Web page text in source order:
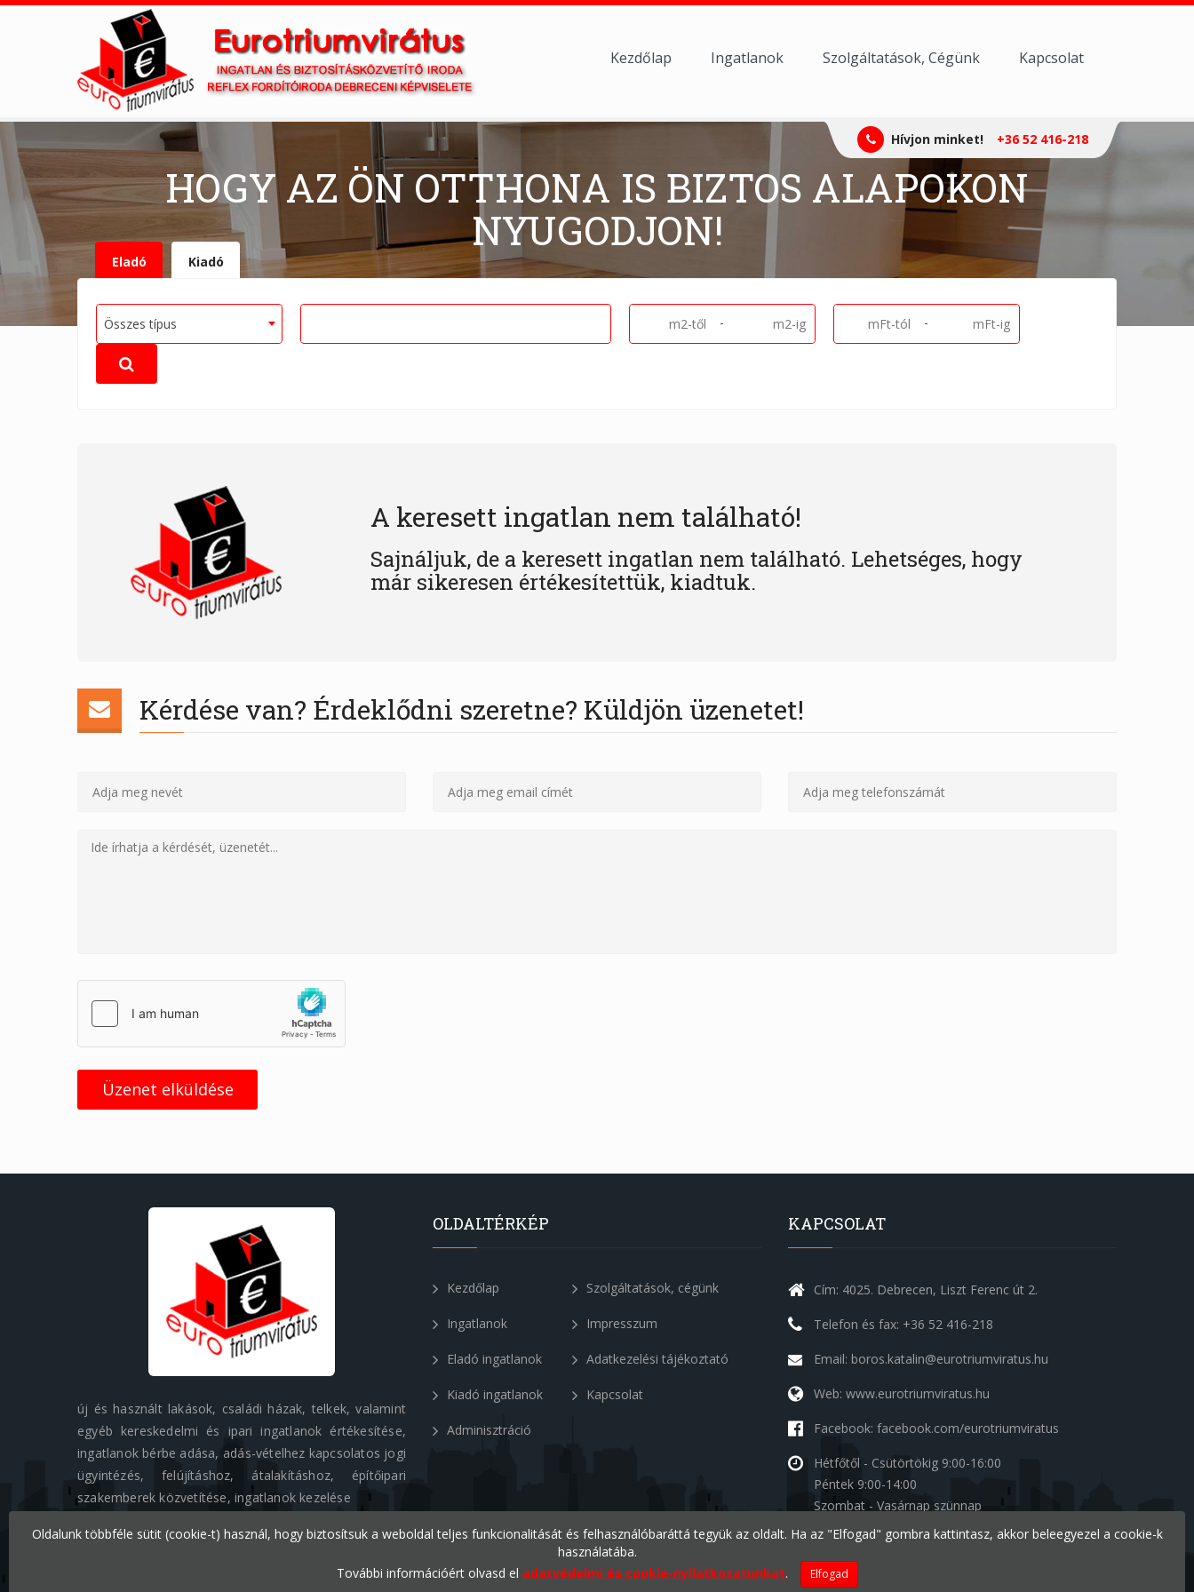
Kezdőlap Ingatlanok Szolgáltatások, Cégünk Kapcsolat
Hívjon minket! +36 52 416-218
HOGY AZ ÖN OTTHONA IS BIZTOS ALAPOKON
NYUGODJON!
Eladó Kiadó
Összes típus - -
A keresett ingatlan nem található!
Sajnáljuk, de a keresett ingatlan nem található. Lehetséges, hogy
már sikeresen értékesítettük, kiadtuk.
Kérdése van? Érdeklődni szeretne? Küldjön üzenetet!
Üzenet elküldése
új és használt lakások, családi házak, telkek, valamint
egyéb kereskedelmi és ipari ingatlanok értékesítése,
ingatlanok bérbe adása, adás-vételhez kapcsolatos jogi
ügyintézés, felújításhoz, átalakításhoz, építőipari
szakemberek közvetítése, ingatlanok kezelése
OLDALTÉRKÉP
Kezdőlap
Ingatlanok
Eladó ingatlanok
Kiadó ingatlanok
Adminisztráció
Szolgáltatások, cégünk
Impresszum
Adatkezelési tájékoztató
Kapcsolat
KAPCSOLAT
Cím: 4025. Debrecen, Liszt Ferenc út 2.
Telefon és fax: +36 52 416-218
Email: boros.katalin@eurotriumviratus.hu
Web: www.eurotriumviratus.hu
Facebook: facebook.com/eurotriumviratus
Hétfőtől - Csütörtökig 9:00-16:00
Péntek 9:00-14:00
Szombat - Vasárnap szünnap
Minden jog fenntartva © 2026 Eurotriumvirátus Kft. v1.2 Készítette:
Oldalunk többféle sütit (cookie-t) használ, hogy biztosítsuk a weboldal teljes funkcionalitását és felhasználóbaráttá tegyük az oldalt. Ha az "Elfogad" gombra kattintasz, akkor beleegyezel a cookie-k
használatába.
További információért olvasd el adatvédelmi és cookie-nyilatkozatunkat. Elfogad